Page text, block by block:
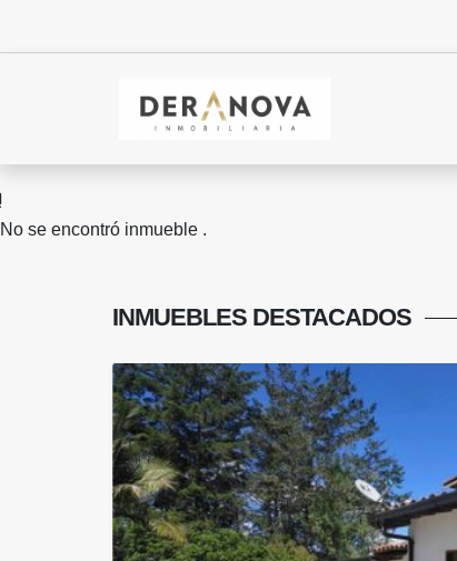
No se encontró inmueble .
INMUEBLES DESTACADOS